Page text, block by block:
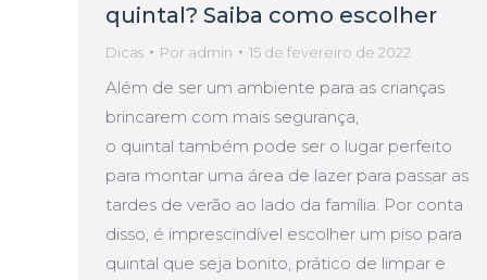
quintal? Saiba como escolher
Dicas Por admin 15 de fevereiro de 2022
Além de ser um ambiente para as crianças
brincarem com mais segurança,
o quintal também pode ser o lugar perfeito
para montar uma área de lazer para passar as
tardes de verão ao lado da família. Por conta
disso, é imprescindível escolher um piso para
quintal que seja bonito, prático de limpar e